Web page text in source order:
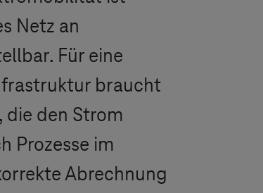
Netz an
Für eine
braucht
die den Strom
Prozesse im
Abrechnung